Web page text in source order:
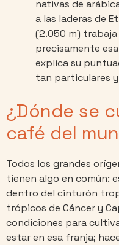
nativas de
a las laderas de
(2.050 m) trabaja
precisamente
explica su
tan particulares
¿Dónde se
café del
Todos los grandes
tienen algo en común:
dentro del cinturón
trópicos de Cáncer y
condiciones para
estar en esa franja;